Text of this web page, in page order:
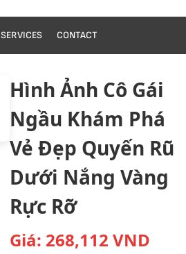
SERVICES CONTACT
Hình Ảnh Cô Gái
Ngầu Khám Phá
Vẻ Đẹp Quyến Rũ
Dưới Nắng Vàng
Rực Rỡ
Giá: 268,112 VND